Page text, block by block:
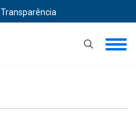
Transparência